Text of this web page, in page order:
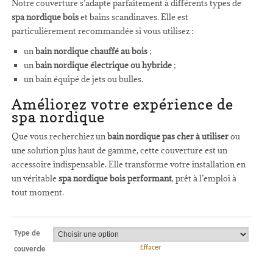
Notre couverture s’adapte parfaitement à différents types de
spa nordique boiset bains scandinaves. Elle est
particulièrement recommandée si vous utilisez :
unbain nordique chauffé au bois;
unbain nordique électrique ou hybride;
un bain équipé de jets ou bulles.
Améliorez votre expérience de
spa nordique
Que vous recherchiez unbain nordique pas cher à utiliserou
une solution plus haut de gamme, cette couverture est un
accessoire indispensable. Elle transforme votre installation en
un véritablespa nordique bois performant, prêt à l’emploi à
tout moment.
Type de
couvercle
Effacer